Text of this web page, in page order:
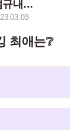
응그냥최범규내남편
23.03.03
최애는❔